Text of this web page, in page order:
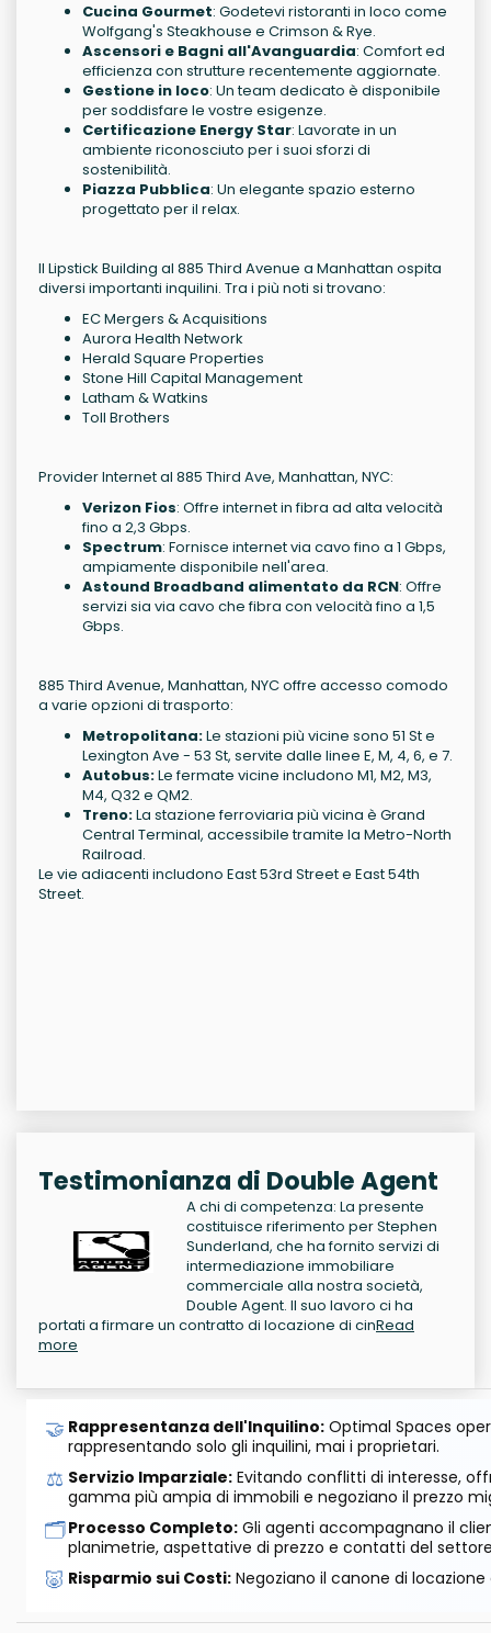
Cucina Gourmet: Godetevi ristoranti in loco come
Wolfgang's Steakhouse e Crimson & Rye.
Ascensori e Bagni all'Avanguardia: Comfort ed
efficienza con strutture recentemente aggiornate.
Gestione in loco: Un team dedicato è disponibile
per soddisfare le vostre esigenze.
Certificazione Energy Star: Lavorate in un
ambiente riconosciuto per i suoi sforzi di
sostenibilità.
Piazza Pubblica: Un elegante spazio esterno
progettato per il relax.
Il Lipstick Building al 885 Third Avenue a Manhattan ospita
diversi importanti inquilini. Tra i più noti si trovano:
EC Mergers & Acquisitions
Aurora Health Network
Herald Square Properties
Stone Hill Capital Management
Latham & Watkins
Toll Brothers
Provider Internet al 885 Third Ave, Manhattan, NYC:
Verizon Fios: Offre internet in fibra ad alta velocità
fino a 2,3 Gbps.
Spectrum: Fornisce internet via cavo fino a 1 Gbps,
ampiamente disponibile nell'area.
Astound Broadband alimentato da RCN: Offre
servizi sia via cavo che fibra con velocità fino a 1,5
Gbps.
885 Third Avenue, Manhattan, NYC offre accesso comodo
a varie opzioni di trasporto:
Metropolitana:Le stazioni più vicine sono 51 St e
Lexington Ave - 53 St, servite dalle linee E, M, 4, 6, e 7.
Autobus:Le fermate vicine includono M1, M2, M3,
M4, Q32 e QM2.
Treno:La stazione ferroviaria più vicina è Grand
Central Terminal, accessibile tramite la Metro-North
Railroad.
Le vie adiacenti includono East 53rd Street e East 54th
Street.
Testimonianza di Double Agent
A chi di competenza: La presente
costituisce riferimento per Stephen
Sunderland, che ha fornito servizi di
intermediazione immobiliare
commerciale alla nostra società,
Double Agent. Il suo lavoro ci ha
portati a firmare un contratto di locazione di cinRead
more
🤝 Rappresentanza dell'Inquilino: Optimal Spaces
rappresentando solo gli inquilini, mai i proprietari.
⚖️ Servizio Imparziale: Evitando conflitti di interesse,
gamma più ampia di immobili e negoziano il prezzo
🗂️Processo Completo: Gli agenti accompagnano il
planimetrie, aspettative di prezzo e contatti del
🐷 Risparmio sui Costi: Negoziano il canone di